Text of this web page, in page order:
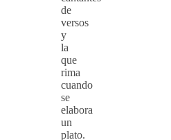
de
versos
y
la
que
rima
cuando
se
elabora
un
plato.